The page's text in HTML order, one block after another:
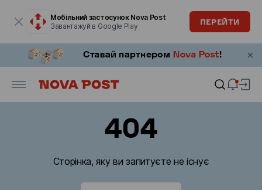
Мобільний застосунок Nova Post
Завантажуй в Google Play
ПЕРЕЙТИ
404
Сторінка, яку ви запитуєте не існує